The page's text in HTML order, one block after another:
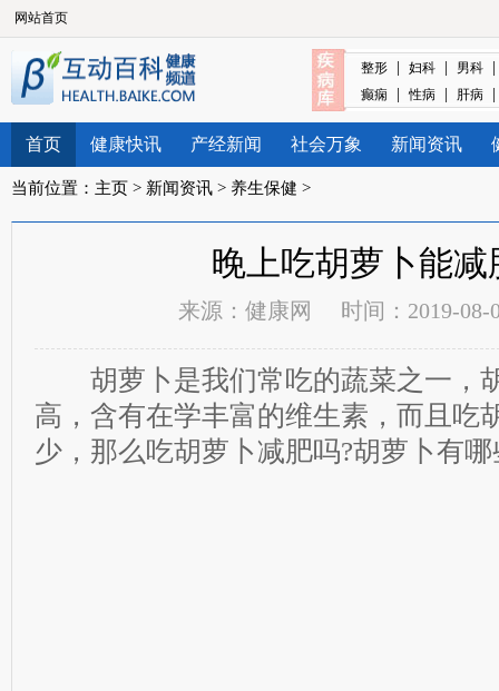
网站首页
整形 | 妇科 | 男科 |
癫痫 | 性病 | 肝病 |
首页 健康快讯 产经新闻 社会万象 新闻资讯
当前位置： 主页 > 新闻资讯 > 养生保健 >
晚上吃胡萝卜能减
来源： 健康网 时间：2019-08-
胡萝卜是我们常吃的蔬菜之一，
高，含有在学丰富的维生素，而且吃
少，那么吃胡萝卜减肥吗?胡萝卜有哪